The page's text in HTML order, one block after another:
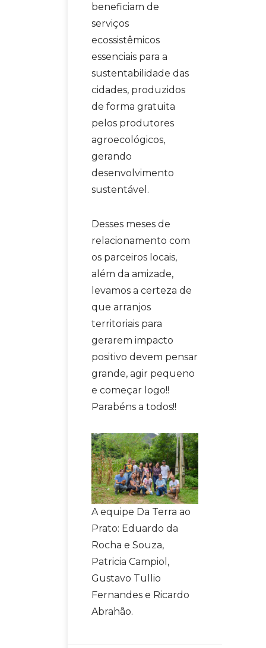
beneficiam de
serviços
ecossistêmicos
essenciais para a
sustentabilidade das
cidades, produzidos
de forma gratuita
pelos produtores
agroecológicos,
gerando
desenvolvimento
sustentável.
Desses meses de
relacionamento com
os parceiros locais,
além da amizade,
levamos a certeza de
que arranjos
territoriais para
gerarem impacto
positivo devem pensar
grande, agir pequeno
e começar logo!!
Parabéns a todos!!
A equipe Da Terra ao
Prato: Eduardo da
Rocha e Souza,
Patricia Campiol,
Gustavo Tullio
Fernandes e Ricardo
Abrahão.